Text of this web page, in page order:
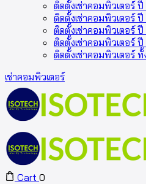
ติดตั้งเช่าคอมพิวเตอร์
ติดตั้งเช่าคอมพิวเตอร์
ติดตั้งเช่าคอมพิวเตอร์
ติดตั้งเช่าคอมพิวเตอร์ ปี
ติดตั้งเช่าคอมพิวเตอร์
เช่าคอมพิวเตอร์
Cart 0